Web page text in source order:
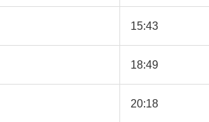
15:43
18:49
20:18